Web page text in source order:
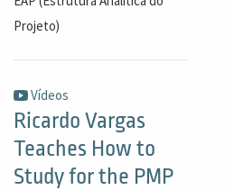
Projeto)
Vídeos
Ricardo Vargas
Teaches How to
Study for the PMP